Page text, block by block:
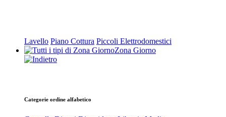
Lavello Piano Cottura Piccoli Elettrodomestici
Zona Giorno
Categorie ordine alfabetico